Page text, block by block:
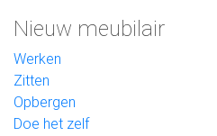
Nieuw meubilair
Werken
Zitten
Opbergen
Doe het zelf